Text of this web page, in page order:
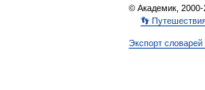
© Академик, 2000-
👣
Экспорт